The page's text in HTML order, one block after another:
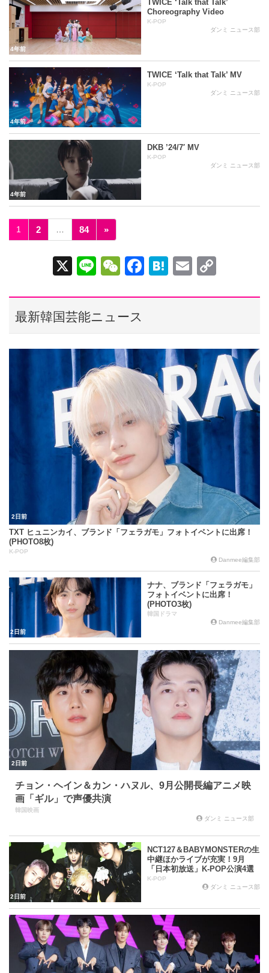
4年前
Choreography Video
K-POP
ダンミ ニュース部
4年前
TWICE ‘Talk that Talk’ MV
K-POP
ダンミ ニュース部
4年前
DKB ’24/7′ MV
K-POP
ダンミ ニュース部
1 2 84 »
X
Li
e
W
C
h
F
c
o
o
k
H
e
E
ail p
n
k
最新韓国芸能ニュース
2日前
TXT ヒュニンカイ、ブランド「フェラガモ」フォトイベントに出席！
(PHOTO8枚)
K-POP
Danmee編集部
2日前
ナナ、ブランド「フェラガモ」
フォトイベントに出席！
(PHOTO3枚)
韓国ドラマ
Danmee編集部
2日前
チョン・ヘイン＆カン・ハヌル、9月公開長編アニメ映
画「ギル」で声優共演
韓国映画
ダンミ ニュース部
2日前
NCT127＆BABYMONSTERの生
中継ほかライブが充実！9月
「日本初放送」K-POP公演4選
K-POP
ダンミ ニュース部